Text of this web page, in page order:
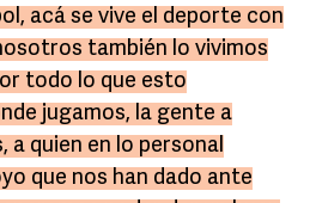
acá se vive el deporte con
también lo vivimos
todo lo que esto
jugamos, la gente a
a quien en lo personal
que nos han dado ante